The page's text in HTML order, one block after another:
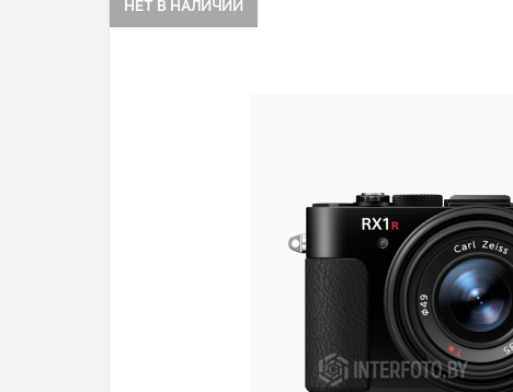
НЕТ В НАЛИЧИИ